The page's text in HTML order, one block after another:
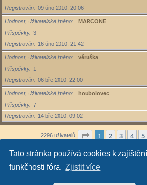
Tato stránka používá cookies k
funkčnosti fóra. Zjistit více
Registrován
09 úno 2010, 20:06
Hodnost, Uživatelské jméno
MARCONE
Příspěvky
3
Registrován
16 úno 2010, 21:42
Hodnost, Uživatelské jméno
věruška
Příspěvky
1
Registrován
06 bře 2010, 22:00
Hodnost, Uživatelské jméno
houbolovec
Příspěvky
7
Registrován
14 bře 2010, 09:02
2296 uživatelů Stránka z 92
1 2 3 4 5